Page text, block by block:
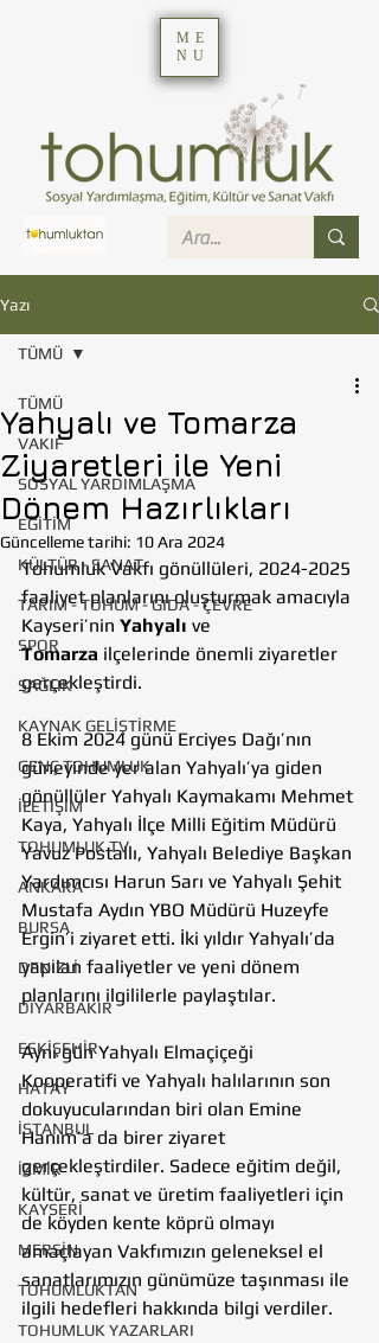
ME
NU
Yazı
TÜMÜ
VAKIF
SOSYAL YARDIMLAŞMA
EĞİTİM
KÜLTÜR - SANAT
TARIM - TOHUM - GIDA - ÇEVRE
SPOR
SAĞLIK
KAYNAK GELİŞTİRME
GENÇ TOHUMLUK
İLETİŞİM
TOHUMLUK TV
ANKARA
BURSA
DENİZLİ
DİYARBAKIR
ESKİŞEHİR
HATAY
İSTANBUL
İZMİR
KAYSERİ
MERSİN
TOHUMLUKTAN
TOHUMLUK YAZARLARI
TÜMÜ
Yahyalı ve Tomarza
Ziyaretleri ile Yeni
Dönem Hazırlıkları
Güncelleme tarihi: 10 Ara 2024
Tohumluk Vakfı gönüllüleri, 2024-2025
faaliyet planlarını oluşturmak amacıyla
Kayseri’nin Yahyalı ve
Tomarza ilçelerinde önemli ziyaretler
gerçekleştirdi.
8 Ekim 2024 günü Erciyes Dağı’nın
güneyinde yer alan Yahyalı’ya giden
gönüllüler Yahyalı Kaymakamı Mehmet
Kaya, Yahyalı İlçe Milli Eğitim Müdürü
Yavuz Postallı, Yahyalı Belediye Başkan
Yardımcısı Harun Sarı ve Yahyalı Şehit
Mustafa Aydın YBO Müdürü Huzeyfe
Ergin’i ziyaret etti. İki yıldır Yahyalı’da
yapılan faaliyetler ve yeni dönem
planlarını ilgililerle paylaştılar.
Aynı gün Yahyalı Elmaçiçeği
Kooperatifi ve Yahyalı halılarının son
dokuyucularından biri olan Emine
Hanım’a da birer ziyaret
gerçekleştirdiler. Sadece eğitim değil,
kültür, sanat ve üretim faaliyetleri için
de köyden kente köprü olmayı
amaçlayan Vakfımızın geleneksel el
sanatlarımızın günümüze taşınması ile
ilgili hedefleri hakkında bilgi verdiler.